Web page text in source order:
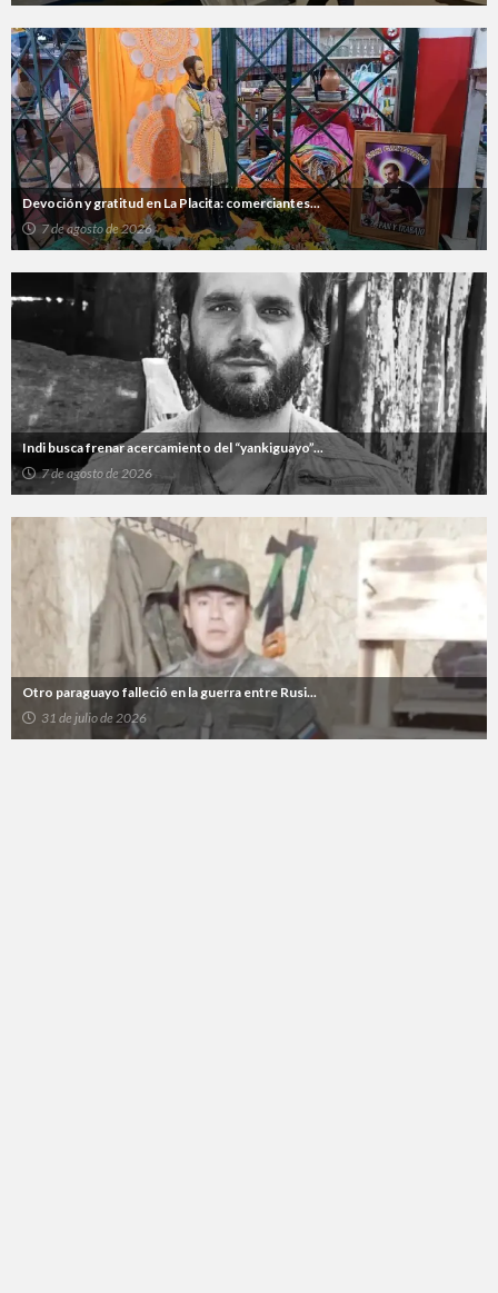
Devoción y gratitud en La Placita: comerciantes...
7 de agosto de 2026
Indi busca frenar acercamiento del “yankiguayo”...
7 de agosto de 2026
Otro paraguayo falleció en la guerra entre Rusi...
31 de julio de 2026